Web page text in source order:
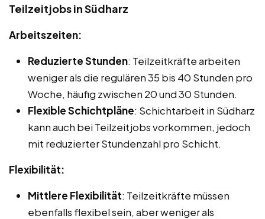
Teilzeitjobs in Südharz
Arbeitszeiten:
Reduzierte Stunden: Teilzeitkräfte arbeiten
weniger als die regulären 35 bis 40 Stunden pro
Woche, häufig zwischen 20 und 30 Stunden.
Flexible Schichtpläne: Schichtarbeit in Südharz
kann auch bei Teilzeitjobs vorkommen, jedoch
mit reduzierter Stundenzahl pro Schicht.
Flexibilität:
Mittlere Flexibilität: Teilzeitkräfte müssen
ebenfalls flexibel sein, aber weniger als